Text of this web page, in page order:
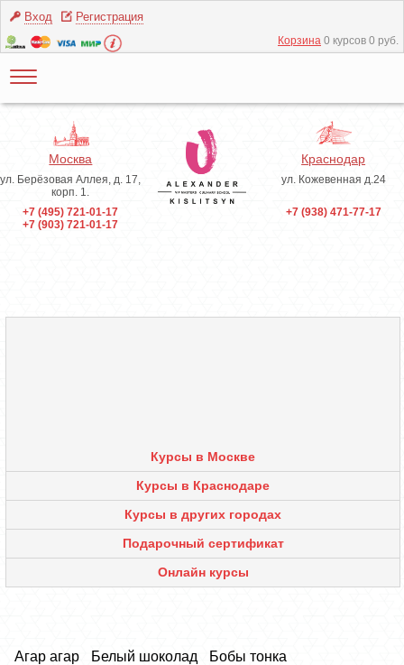
Вход Регистрация
Корзина 0 курсов 0 руб.
Москва
ул. Берёзовая Аллея, д. 17,
корп. 1.
+7 (495) 721-01-17
+7 (903) 721-01-17
Краснодар
ул. Кожевенная д.24
+7 (938) 471-77-17
Курсы в Москве
Курсы в Краснодаре
Курсы в других городах
Подарочный сертификат
Онлайн курсы
Агар агар Белый шоколад
Бобы тонка